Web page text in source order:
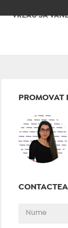
VREAU SA
PROMOVAT